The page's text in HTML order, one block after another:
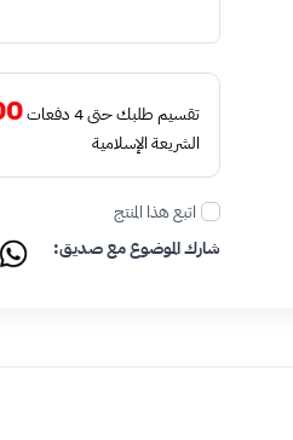
تقسيم طلبك حتى 4 دفعات
الشريعة الإسلامية
اتبع هذا المنتج
شارك الموضوع مع صديق: